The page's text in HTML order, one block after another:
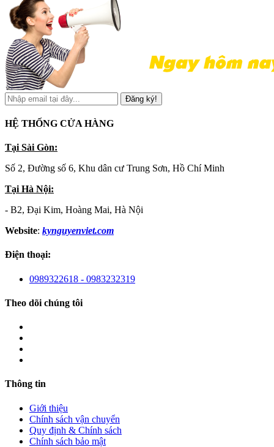
Đăng ký!
HỆ THỐNG CỬA HÀNG
Tại Sài Gòn:
Số 2, Đường số 6, Khu dân cư Trung Sơn, Hồ Chí Minh
Tại Hà Nội:
- B2, Đại Kim, Hoàng Mai, Hà Nội
Website: kynguyenviet.com
Điện thoại:
0989322618 - 0983232319
Theo dõi chúng tôi
Thông tin
Giới thiệu
Chính sách vận chuyển
Quy định & Chính sách
Chính sách bảo mật